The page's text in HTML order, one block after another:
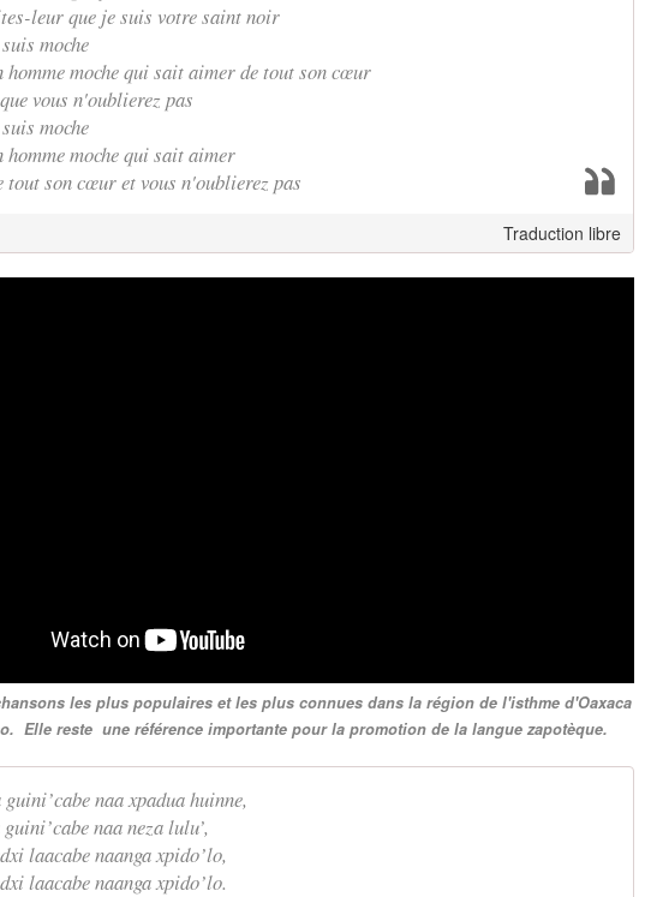
leur que je suis votre saint noir
moche
homme moche qui sait aimer de tout son cœur
vous n'oublierez pas
moche
homme moche qui sait aimer
tout son cœur et vous n'oublierez pas
Traduction libre
les plus populaires et les plus connues dans la région de l'isthme d'Oaxaca
Elle reste une référence importante pour la promotion de la langue zapotèque.
guini’cabe naa xpadua huinne,
naa neza lulu’,
laacabe naanga xpido’lo,
laacabe naanga xpido’lo.